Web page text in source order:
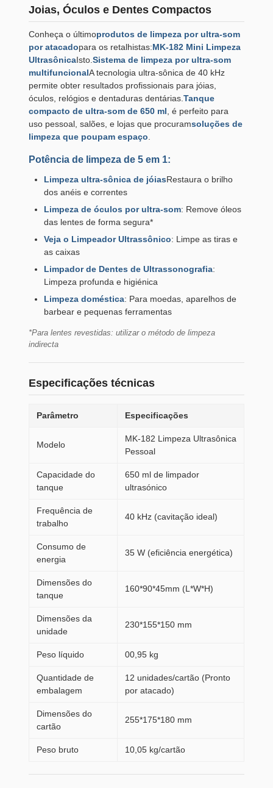
Joias, Óculos e Dentes Compactos
Conheça o últimoprodutos de limpeza por ultra-som
por atacadopara os retalhistas:MK-182 Mini Limpeza
UltrasônicaIsto. Sistema de limpeza por ultra-som
multifuncionalA tecnologia ultra-sônica de 40 kHz
permite obter resultados profissionais para jóias,
óculos, relógios e dentaduras dentárias. Tanque
compacto de ultra-som de 650 ml , é perfeito para
uso pessoal, salões, e lojas que procuramsoluções de
limpeza que poupam espaço
Potência de limpeza de 5 em 1:
Limpeza ultra-sônica de jóiasRestaura o brilho
dos anéis e correntes
Limpeza de óculos por ultra-som: Remove óleos
das lentes de forma segura*
Veja o Limpeador Ultrassônico: Limpe as tiras e
as caixas
Limpador de Dentes de Ultrassonografia:
Limpeza profunda e higiénica
Limpeza doméstica: Para moedas, aparelhos de
barbear e pequenas ferramentas
*Para lentes revestidas: utilizar o método de limpeza
indirecta
Especificações técnicas
Parâmetro Especificações
Modelo
MK-182 Limpeza Ultrasônica
Pessoal
Capacidade do
tanque
650 ml de limpador
ultrasónico
Frequência de
trabalho
40 kHz (cavitação ideal)
Consumo de
energia
35 W (eficiência energética)
Dimensões do
tanque
160*90*45mm (L*W*H)
Dimensões da
unidade
230*155*150 mm
Peso líquido 00,95 kg
Quantidade de
embalagem
12 unidades/cartão (Pronto
por atacado)
Dimensões do
cartão
255*175*180 mm
Peso bruto 10,05 kg/cartão